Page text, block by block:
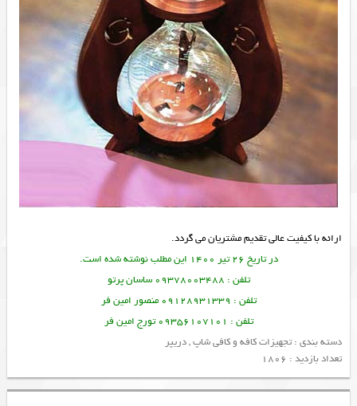
ارائه با کیفیت عالی تقدیم مشتریان می گردد.
در تاریخ 26 تیر 1400 این مطلب نوشته شده است.
تلفن : 09378003488 ساسان پرتو
تلفن : 09128931339 منصور امین فر
تلفن : 09356107101 تورج امین فر
دسته بندی :تجهیزات کافه و کافی شاپ,دریپر
تعداد بازدید : 1806